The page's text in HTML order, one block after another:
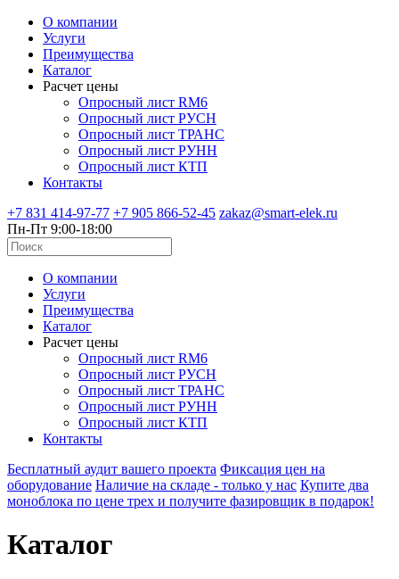
О компании
Услуги
Преимущества
Каталог
Расчет цены
Опросный лист RM6
Опросный лист РУСН
Опросный лист ТРАНС
Опросный лист РУНН
Опросный лист КТП
Контакты
+7 831 414-97-77 +7 905 866-52-45 zakaz@smart-elek.ru
Пн-Пт 9:00-18:00
О компании
Услуги
Преимущества
Каталог
Расчет цены
Опросный лист RM6
Опросный лист РУСН
Опросный лист ТРАНС
Опросный лист РУНН
Опросный лист КТП
Контакты
Бесплатный аудит вашего проекта Фиксация цен на
оборудование Наличие на складе - только у нас Купите два
моноблока по цене трех и получите фазировщик в подарок!
Каталог